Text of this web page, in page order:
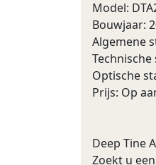
Model:
Bouwjaar:
Algemene
Optische
Prijs: Op
Deep Tine
Zoekt u